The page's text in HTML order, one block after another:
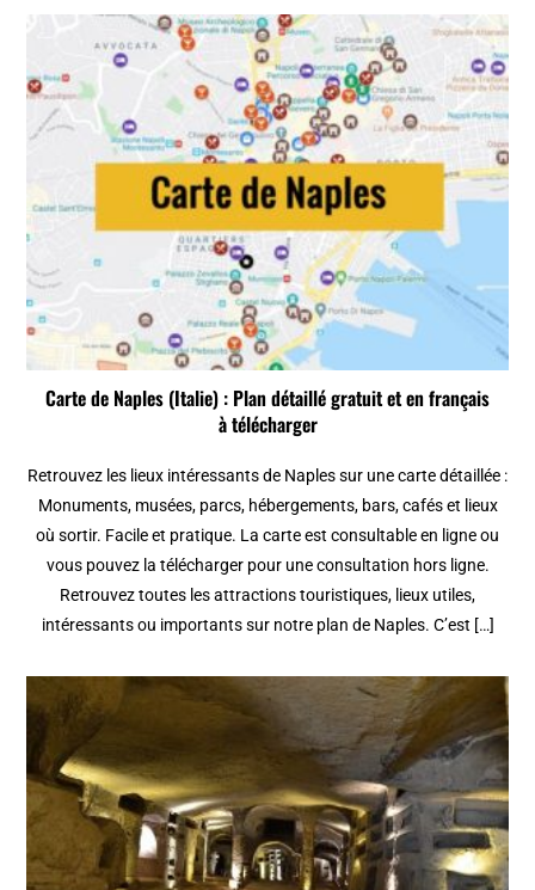
Carte de Naples (Italie) : Plan détaillé gratuit et en français
à télécharger
Retrouvez les lieux intéressants de Naples sur une carte détaillée :
Monuments, musées, parcs, hébergements, bars, cafés et lieux
où sortir. Facile et pratique. La carte est consultable en ligne ou
vous pouvez la télécharger pour une consultation hors ligne.
Retrouvez toutes les attractions touristiques, lieux utiles,
intéressants ou importants sur notre plan de Naples. C’est […]